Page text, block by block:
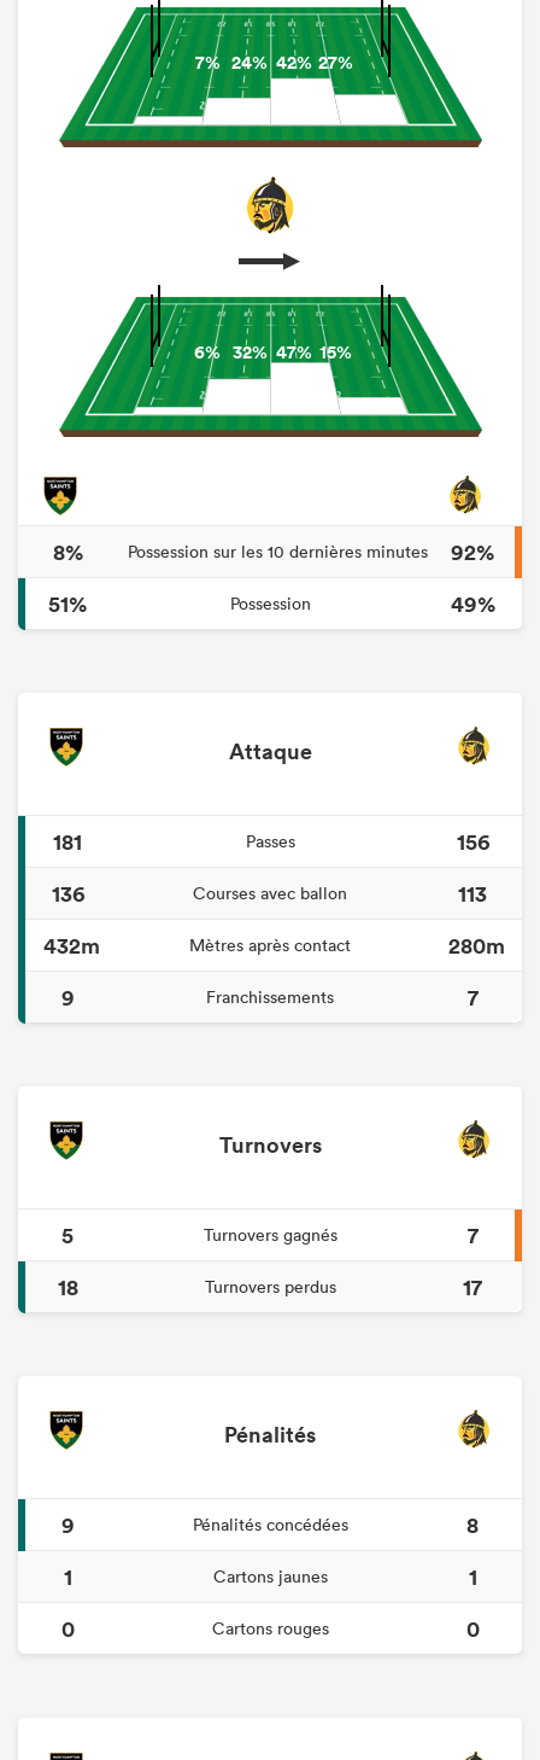
7% 24% 42% 27%
6% 32% 47% 15%
8% Possession sur les 10 dernières minutes
92%
51%
Possession 49%
Attaque
181 Passes
156
136
Courses avec ballon
113
432m
Mètres après contact
280m
9
Franchissements 7
Turnovers
5 Turnovers gagnés
7
18
Turnovers perdus 17
Pénalités
9 Pénalités concédées
8
1
Cartons jaunes
1
0
Cartons rouges 0